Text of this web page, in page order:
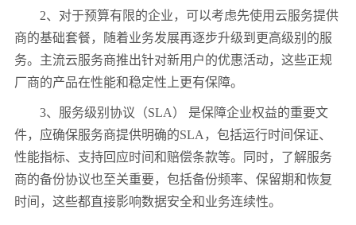
2、对于预算有限的企业，可以考虑先使用云服务提供
商的基础套餐，随着业务发展再逐步升级到更高级别的服
务。主流云服务商推出针对新用户的优惠活动，这些正规
厂商的产品在性能和稳定性上更有保障。
3、服务级别协议（SLA） 是保障企业权益的重要文
件，应确保服务商提供明确的SLA ，包括运行时间保证、
性能指标、支持回应时间和赔偿条款等。同时，了解服务
商的备份协议也至关重要，包括备份频率、保留期和恢复
时间，这些都直接影响数据安全和业务连续性。